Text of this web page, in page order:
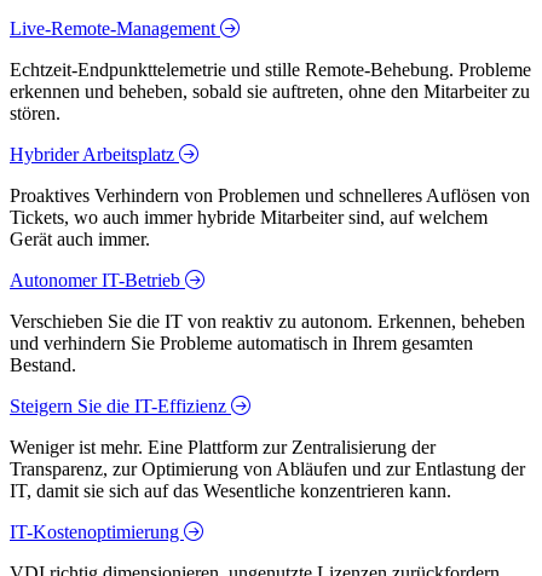
Live-Remote-Management
Echtzeit-Endpunkttelemetrie und stille Remote-Behebung. Probleme
erkennen und beheben, sobald sie auftreten, ohne den Mitarbeiter zu
stören.
Hybrider Arbeitsplatz
Proaktives Verhindern von Problemen und schnelleres Auflösen von
Tickets, wo auch immer hybride Mitarbeiter sind, auf welchem
Gerät auch immer.
Autonomer IT-Betrieb
Verschieben Sie die IT von reaktiv zu autonom. Erkennen, beheben
und verhindern Sie Probleme automatisch in Ihrem gesamten
Bestand.
Steigern Sie die IT-Effizienz
Weniger ist mehr. Eine Plattform zur Zentralisierung der
Transparenz, zur Optimierung von Abläufen und zur Entlastung der
IT, damit sie sich auf das Wesentliche konzentrieren kann.
IT-Kostenoptimierung